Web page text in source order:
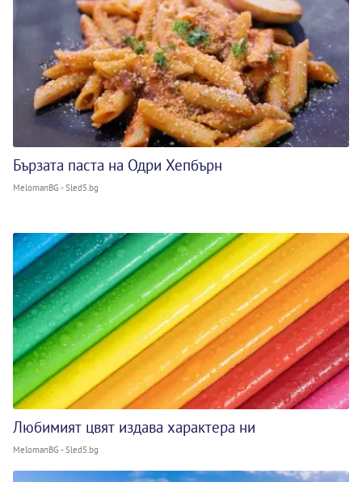
Бързата паста на Одри Хепбърн
MelomanBG - Sled5.bg
Любимият цвят издава характера ни
MelomanBG - Sled5.bg